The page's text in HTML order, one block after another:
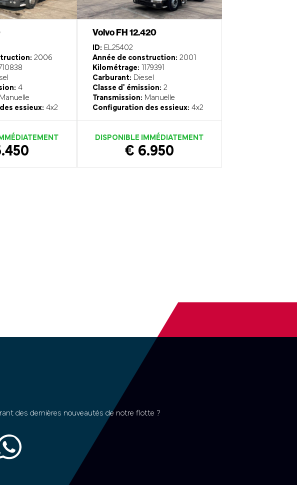
2006
4
Manuelle
essieux: 4x2
Volvo FH 12.420
ID: EL25402
Année de construction: 2001
Kilométrage: 1179391
Carburant: Diesel
Classe d' émission: 2
Transmission: Manuelle
Configuration des essieux: 4x2
DISPONIBLE IMMÉDIATEMENT
€ 6.950
des dernières nouveautés de notre flotte ?